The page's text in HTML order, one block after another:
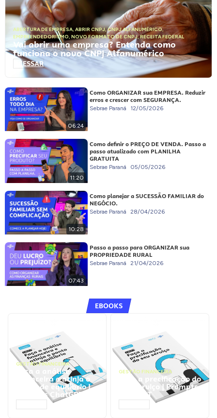
ABERTURA DE EMPRESA, ABRIR CNPJ,CNPJ ALFANUMÉRICO,
EMPREENDEDORISMO, NOVO FORMATO DE CNPJ,RECEITA FEDERAL
Vai abrir uma empresa? Entenda como
funciona o novo CNPJ Alfanumérico
ACESSAR
06:24
Como ORGANIZAR sua EMPRESA. Reduzir
erros e crescer com SEGURANÇA.
Sebrae Paraná 12/05/2026
11:20
Como definir o PREÇO DE VENDA. Passo a
passo atualizado com PLANILHA
GRATUITA
Sebrae Paraná 05/05/2026
10:28
Como planejar a SUCESSÃO FAMILIAR do
NEGÓCIO.
Sebrae Paraná 28/04/2026
07:43
Passo a passo para ORGANIZAR sua
PROPRIEDADE RURAL
Sebrae Paraná 21/04/2026
EBOOKS
GESTÃO FINANCEIRA
Faça a análise
financeira e atinja o
ponto de equilíbrio |
Prompts ChatGPT
GESTÃO FINANCEIRA
Faça a precificação do
seu serviço | Prompts
ChatGPT